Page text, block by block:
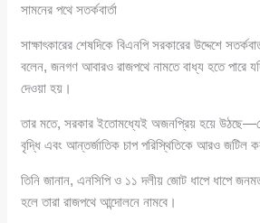
সামনের পথে সতর্কবার্তা
সাক্ষাৎকারের শেষদিকে বিএনপি সরকারের উদ্দেশে
বলেন, জনগণ আবারও রাজপথে নামতে বাধ্য হতে পারে
দেওয়া হয়।
তার মতে, সরকার ইতোমধ্যেই অজনপ্রিয় হয়ে
বৃদ্ধি এবং আন্তর্জাতিক চাপ পরিস্থিতিকে আরও জটিল
তিনি জানান, এনসিপি ও ১১ দলীয় জোট ধাপে ধাপে
হলে তারা রাজপথে আন্দোলনে নামবে।